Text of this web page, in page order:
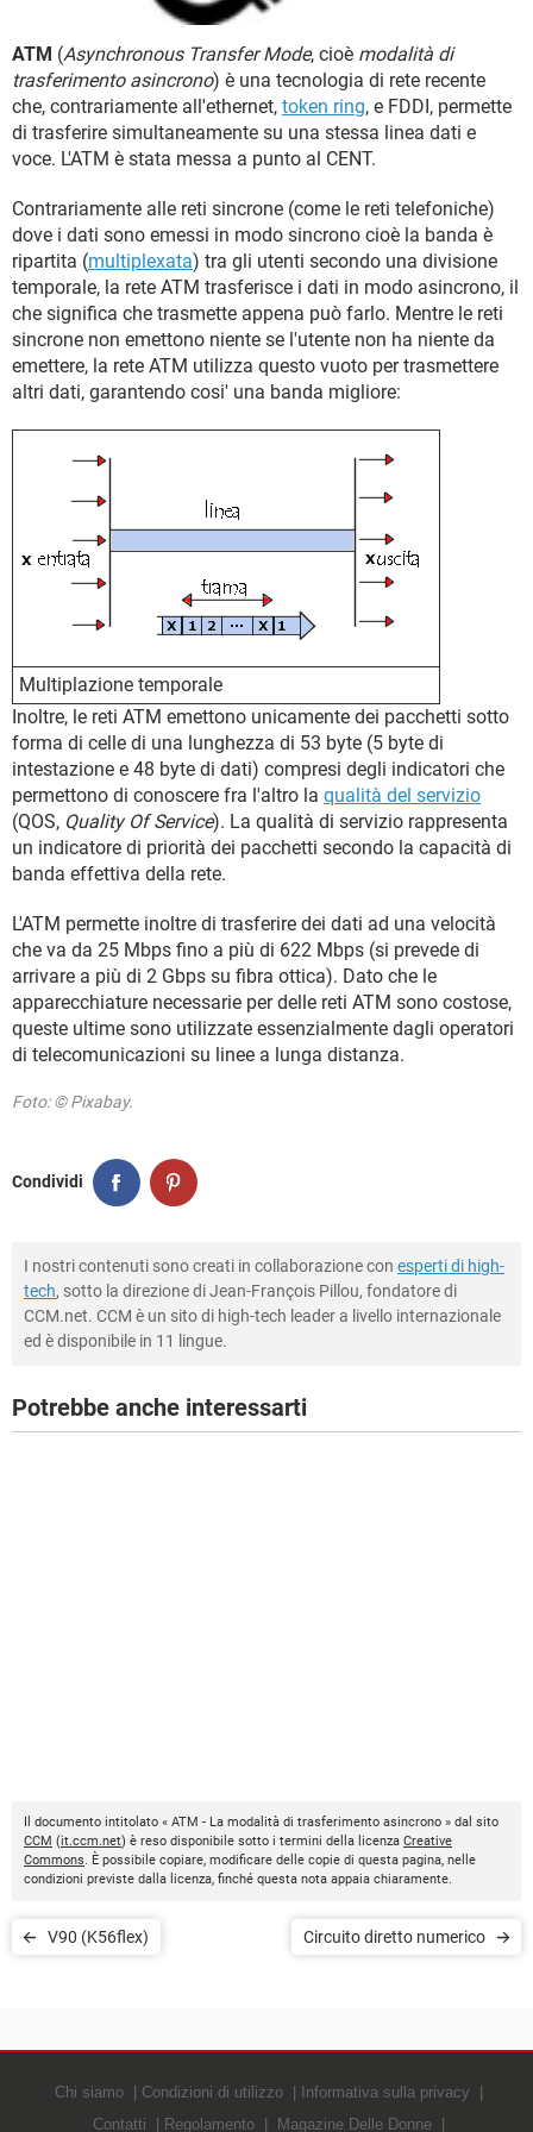
HARDWARE
ATM (Asynchronous Transfer Mode, cioè modalità di
trasferimento asincrono) è una tecnologia di rete recente
che, contrariamente all'ethernet, token ring, e FDDI, permette
di trasferire simultaneamente su una stessa linea dati e
voce. L'ATM è stata messa a punto al CENT.
Contrariamente alle reti sincrone (come le reti telefoniche)
dove i dati sono emessi in modo sincrono cioè la banda è
ripartita (multiplexata) tra gli utenti secondo una divisione
temporale, la rete ATM trasferisce i dati in modo asincrono, il
che significa che trasmette appena può farlo. Mentre le reti
sincrone non emettono niente se l'utente non ha niente da
emettere, la rete ATM utilizza questo vuoto per trasmettere
altri dati, garantendo cosi' una banda migliore:
Multiplazione temporale
Inoltre, le reti ATM emettono unicamente dei pacchetti sotto
forma di celle di una lunghezza di 53 byte (5 byte di
intestazione e 48 byte di dati) compresi degli indicatori che
permettono di conoscere fra l'altro la qualità del servizio
(QOS, Quality Of Service). La qualità di servizio rappresenta
un indicatore di priorità dei pacchetti secondo la capacità di
banda effettiva della rete.
L'ATM permette inoltre di trasferire dei dati ad una velocità
che va da 25 Mbps fino a più di 622 Mbps (si prevede di
arrivare a più di 2 Gbps su fibra ottica). Dato che le
apparecchiature necessarie per delle reti ATM sono costose,
queste ultime sono utilizzate essenzialmente dagli operatori
di telecomunicazioni su linee a lunga distanza.
Foto: © Pixabay.
Condividi
I nostri contenuti sono creati in collaborazione con esperti di high-
tech, sotto la direzione di Jean-François Pillou, fondatore di
CCM.net. CCM è un sito di high-tech leader a livello internazionale
ed è disponibile in 11 lingue.
Potrebbe anche interessarti
Il documento intitolato « ATM - La modalità di trasferimento asincrono » dal sito
CCM (it.ccm.net) è reso disponibile sotto i termini della licenza Creative
Commons. È possibile copiare, modificare delle copie di questa pagina, nelle
condizioni previste dalla licenza, finché questa nota appaia chiaramente.
V90 (K56flex) Circuito diretto numerico
Chi siamo Condizioni di utilizzo
Informativa sulla privacy
Contatti
Regolamento Magazine Delle Donne